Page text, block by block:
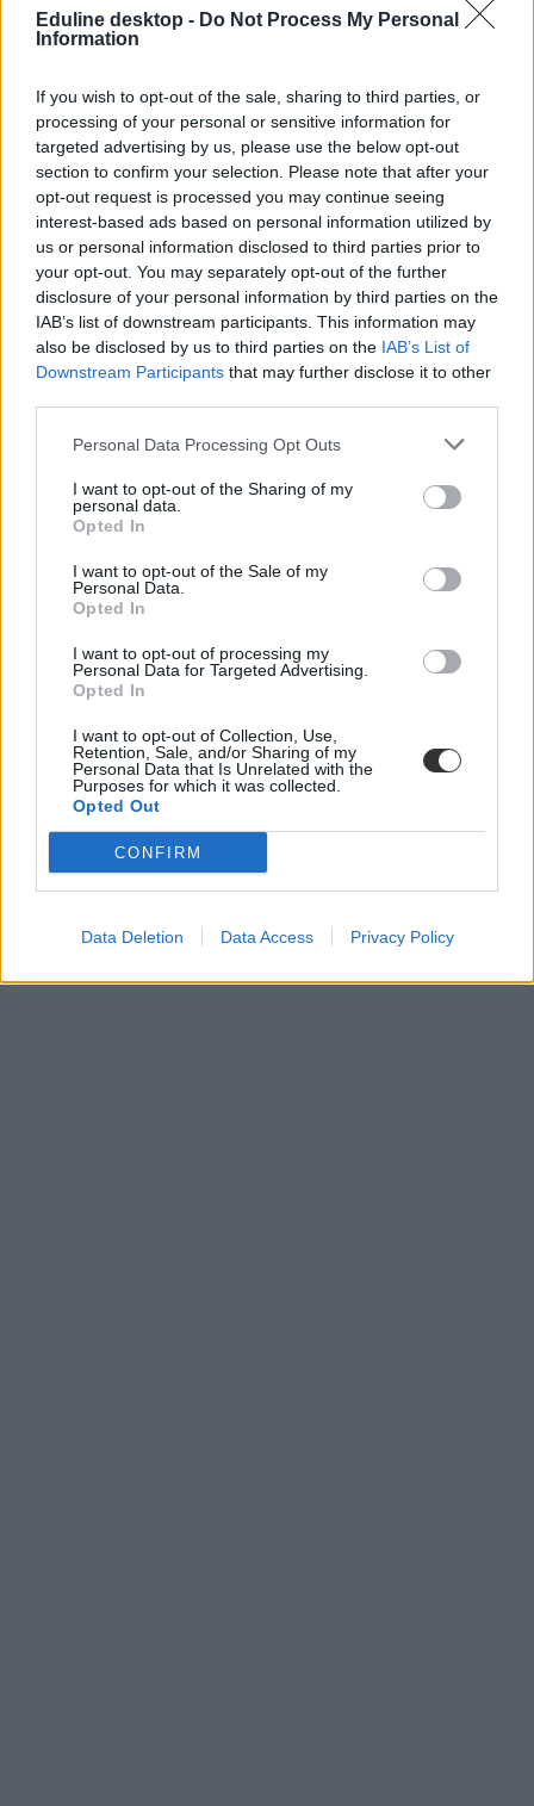
Eduline desktop - Do Not Process My Personal
Information
If you wish to opt-out of the sale, sharing to third parties, or
processing of your personal or sensitive information for
targeted advertising by us, please use the below opt-out
section to confirm your selection. Please note that after your
opt-out request is processed you may continue seeing
interest-based ads based on personal information utilized by
us or personal information disclosed to third parties prior to
your opt-out. You may separately opt-out of the further
disclosure of your personal information by third parties on the
IAB’s list of downstream participants. This information may
also be disclosed by us to third parties on the IAB’s List of
Downstream Participants that may further disclose it to other
Personal Data Processing Opt Outs
I want to opt-out of the Sharing of my
personal data.
Opted In
I want to opt-out of the Sale of my
Personal Data.
Opted In
I want to opt-out of processing my
Personal Data for Targeted Advertising.
Opted In
I want to opt-out of Collection, Use,
Retention, Sale, and/or Sharing of my
Personal Data that Is Unrelated with the
Purposes for which it was collected.
Opted Out
CONFIRM
Data Deletion Data Access Privacy Policy
jogszabályoknak megfelelően látták el a pályáztatással kapcsolatos
feladatokat, az intézmény nevelőtestülete véleményezte a vezetési
pályázatok vezetési programot tartalmazó részei elolvashatók az
intézmény honlapján.”
Arra viszont sem a tankerület, sem pedig a jelenlegi igazgató nem
reagált, hogyan értékelik a kialakult helyzetet, és mi vezetett odáig,
hogy a pedagógusok másik igazgatót szeretnének az iskola élére.
Nyitóképünk illusztráció.
Pukli István nyílt levele Lannert Juditnak: Az iskola
nem parlament
A Teleki Blanka Gimnázium egykori igazgatója, a Tanítanék
ismertté. Később otthagyta az oktatást, jelenleg Dániában él. Most
egészében közlünk.
igazgató